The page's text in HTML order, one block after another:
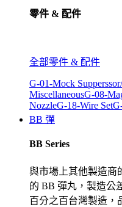
零件 & 配件
全部零件 & 配件
G-01-Mock
MiscellaneousG-08-
NozzleG-18-Wire Set
BB 彈
BB Series
與市場上其他製造商
的 BB 彈丸，製造公
百分之百台灣製造，